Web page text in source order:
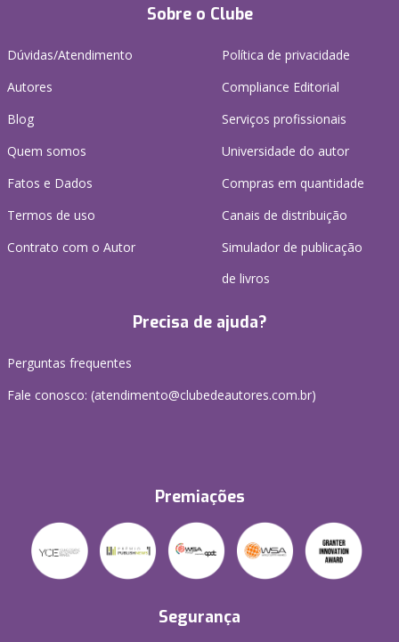
Sobre o Clube
Dúvidas/Atendimento
Autores
Blog
Quem somos
Fatos e Dados
Termos de uso
Contrato com o Autor
Política de privacidade
Compliance Editorial
Serviços profissionais
Universidade do autor
Compras em quantidade
Canais de distribuição
Simulador de publicação
de livros
Precisa de ajuda?
Perguntas frequentes
Fale conosco: (atendimento@clubedeautores.com.br)
Premiações
Segurança